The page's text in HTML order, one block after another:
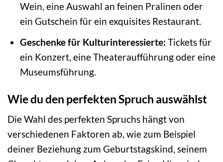
Wein, eine Auswahl an feinen Pralinen oder
ein Gutschein für ein exquisites Restaurant.
Geschenke für Kulturinteressierte: Tickets für
ein Konzert, eine Theateraufführung oder eine
Museumsführung.
Wie du den perfekten Spruch auswählst
Die Wahl des perfekten Spruchs hängt von
verschiedenen Faktoren ab, wie zum Beispiel
deiner Beziehung zum Geburtstagskind, seinem